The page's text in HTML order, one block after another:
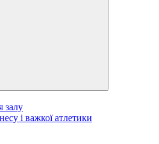
залу
і важкої атлетики